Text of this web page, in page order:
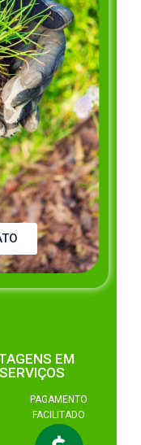
EM
PAGAMENTO
FACILITADO